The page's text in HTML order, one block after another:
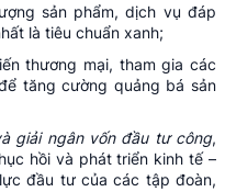
sản phẩm, dịch vụ đáp
là tiêu chuẩn xanh;
thương mại, tham gia các
tăng cường quảng bá sản
giải ngân vốn đầu tư công,
hồi và phát triển kinh tế –
đầu tư của các tập đoàn,